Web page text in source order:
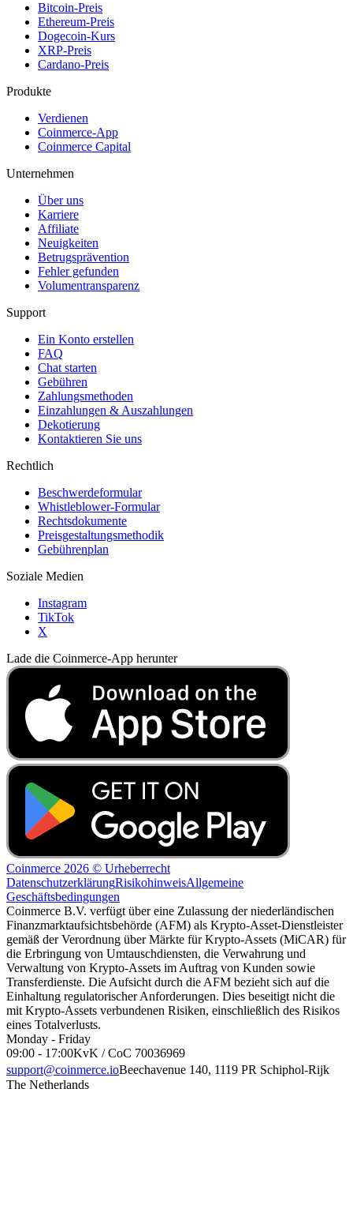
Bitcoin-Preis
Ethereum-Preis
Dogecoin-Kurs
XRP-Preis
Cardano-Preis
Produkte
Verdienen
Coinmerce-App
Coinmerce Capital
Unternehmen
Über uns
Karriere
Affiliate
Neuigkeiten
Betrugsprävention
Fehler gefunden
Volumentransparenz
Support
Ein Konto erstellen
FAQ
Chat starten
Gebühren
Zahlungsmethoden
Einzahlungen & Auszahlungen
Dekotierung
Kontaktieren Sie uns
Rechtlich
Beschwerdeformular
Whistleblower-Formular
Rechtsdokumente
Preisgestaltungsmethodik
Gebührenplan
Soziale Medien
Instagram
TikTok
X
Lade die Coinmerce-App herunter
Coinmerce 2026 © Urheberrecht
DatenschutzerklärungRisikohinweisAllgemeine
Geschäftsbedingungen
Coinmerce B.V. verfügt über eine Zulassung der niederländischen
Finanzmarktaufsichtsbehörde (AFM) als Krypto-Asset-Dienstleister
gemäß der Verordnung über Märkte für Krypto-Assets (MiCAR) für
die Erbringung von Umtauschdiensten, die Verwahrung und
Verwaltung von Krypto-Assets im Auftrag von Kunden sowie
Transferdienste. Die Aufsicht durch die AFM bezieht sich auf die
Einhaltung regulatorischer Anforderungen. Dies beseitigt nicht die
mit Krypto-Assets verbundenen Risiken, einschließlich des Risikos
eines Totalverlusts.
Monday - Friday
09:00 - 17:00KvK / CoC 70036969
support@coinmerce.ioBeechavenue 140, 1119 PR Schiphol-Rijk
The Netherlands